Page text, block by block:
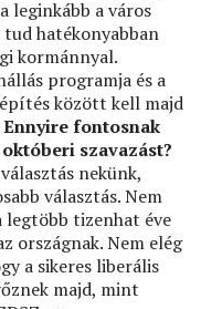
leginkább a város
hatékonyabban
kormánnyal.
programja és a
között kell majd
Ennyire fontosnak
szavazást?
nekünk,
választás. Nem
legtöbb tizenhat éve
országnak. Nem elég
a sikeres liberális
majd, mint